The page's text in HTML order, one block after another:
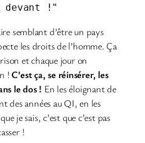
devant !"
semblant d’être un pays
les droits de l’homme. Ça
et chaque jour on
!C’est ça, se réinsérer, les
le dos ! En les éloignant de
des années au QI, en les
je sais, c’est que c’est pas
!